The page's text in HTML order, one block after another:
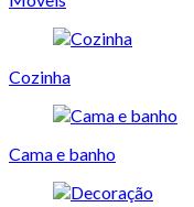
Cozinha
Cama e banho